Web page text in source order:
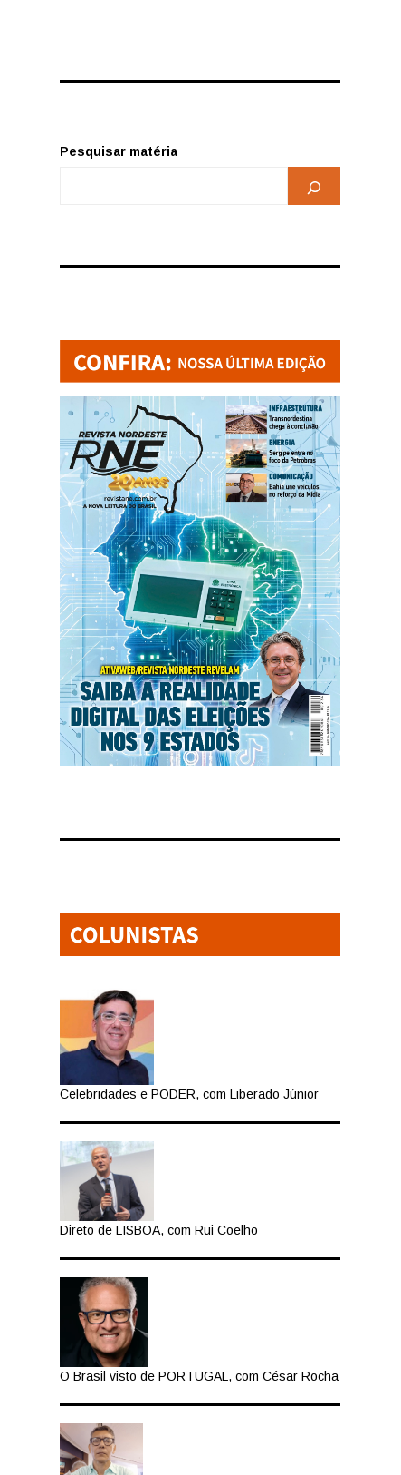
Pesquisar matéria
Celebridades e PODER, com Liberado Júnior
Direto de LISBOA, com Rui Coelho
O Brasil visto de PORTUGAL, com César Rocha